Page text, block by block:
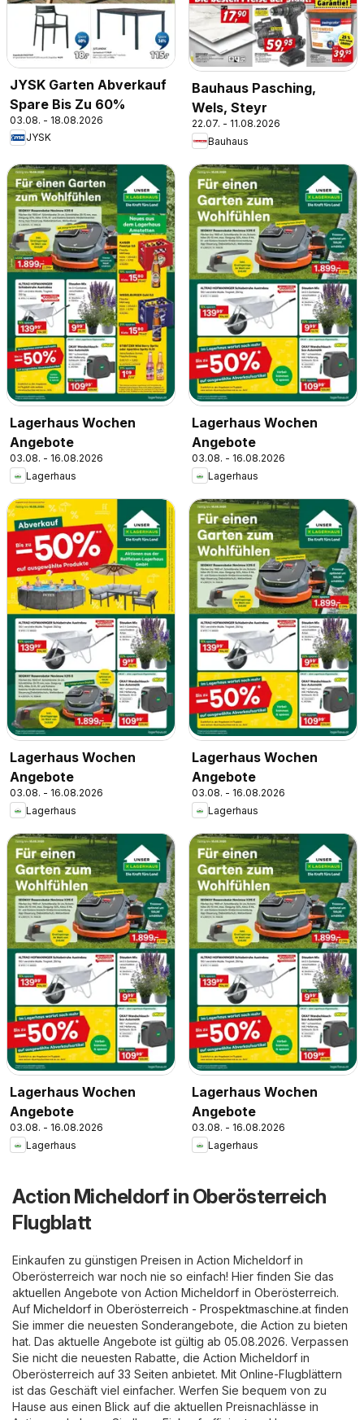
JYSK Garten Abverkauf
Spare Bis Zu 60%
03.08. - 18.08.2026
JYSK
Bauhaus Pasching,
Wels, Steyr
22.07. - 11.08.2026
Bauhaus
Lagerhaus Wochen
Angebote
03.08. - 16.08.2026
Lagerhaus
Lagerhaus Wochen
Angebote
03.08. - 16.08.2026
Lagerhaus
Lagerhaus Wochen
Angebote
03.08. - 16.08.2026
Lagerhaus
Lagerhaus Wochen
Angebote
03.08. - 16.08.2026
Lagerhaus
Lagerhaus Wochen
Angebote
03.08. - 16.08.2026
Lagerhaus
Lagerhaus Wochen
Angebote
03.08. - 16.08.2026
Lagerhaus
Action Micheldorf in Oberösterreich
Flugblatt
Einkaufen zu günstigen Preisen in Action Micheldorf in
Oberösterreich war noch nie so einfach! Hier finden Sie das
aktuellen Angebote von Action Micheldorf in Oberösterreich.
Auf Micheldorf in Oberösterreich - Prospektmaschine.at finden
Sie immer die neuesten Sonderangebote, die Action zu bieten
hat. Das aktuelle Angebote ist gültig ab 05.08.2026. Verpassen
Sie nicht die neuesten Rabatte, die Action Micheldorf in
Oberösterreich auf 33 Seiten anbietet. Mit Online-Flugblättern
ist das Geschäft viel einfacher. Werfen Sie bequem von zu
Hause aus einen Blick auf die aktuellen Preisnachlässe in